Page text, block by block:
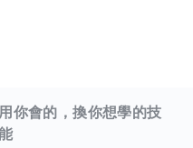
用你會的，換你想學的技